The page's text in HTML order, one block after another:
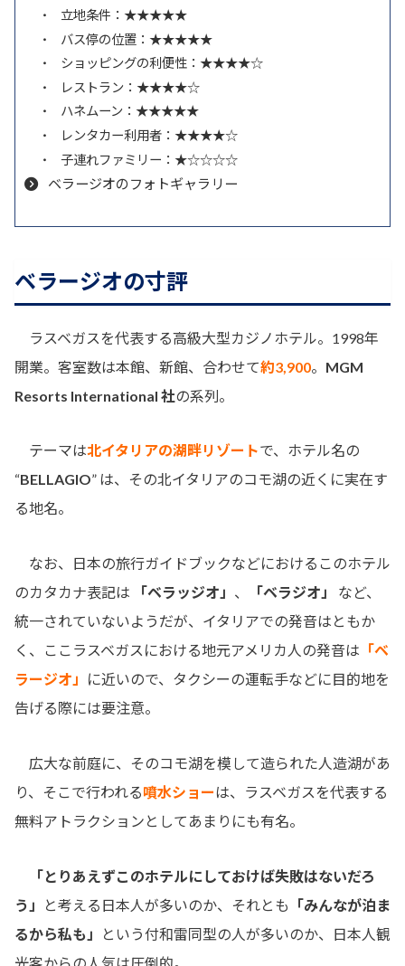
立地条件：★★★★★
バス停の位置：★★★★★
ショッピングの利便性：★★★★☆
レストラン：★★★★☆
ハネムーン：★★★★★
レンタカー利用者：★★★★☆
子連れファミリー：★☆☆☆☆
ベラージオのフォトギャラリー
ベラージオの寸評
ラスベガスを代表する高級大型カジノホテル。1998年
開業。客室数は本館、新館、合わせて約3,900。 MGM
Resorts International 社の系列。
テーマは北イタリアの湖畔リゾートで、ホテル名の
“BELLAGIO” は、その北イタリアのコモ湖の近くに実在す
る地名。
なお、日本の旅行ガイドブックなどにおけるこのホテル
のカタカナ表記は
「ベラッジオ」 、 「ベラジオ」
など、
統一されていないようだが、イタリアでの発音はともか
く、ここラスベガスにおける地元アメリカ人の発音は 「ベ
ラージオ」
に近いので、タクシーの運転手などに目的地を
告げる際には要注意。
広大な前庭に、そのコモ湖を模して造られた人造湖があ
り、そこで行われる噴水ショーは、ラスベガスを代表する
無料アトラクションとしてあまりにも有名。
「とりあえずこのホテルにしておけば失敗はないだろ
う」
と考える日本人が多いのか、それとも
「みんなが泊ま
るから私も」
という付和雷同型の人が多いのか、日本人観